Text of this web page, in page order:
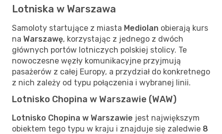
Lotniska w Warszawa
Samoloty startujące z miasta Mediolan obierają kurs
na Warszawę, korzystając z jednego z dwóch
głównych portów lotniczych polskiej stolicy. Te
nowoczesne węzły komunikacyjne przyjmują
pasażerów z całej Europy, a przydział do konkretnego
z nich zależy od typu połączenia i wybranej linii.
Lotnisko Chopina w Warszawie (WAW)
Lotnisko Chopina w Warszawie jest największym
obiektem tego typu w kraju i znajduje się zaledwie 8